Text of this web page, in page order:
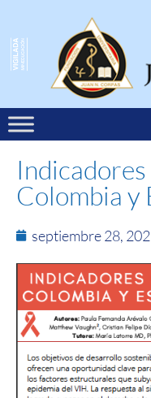
Colombia y
septiembre 28,